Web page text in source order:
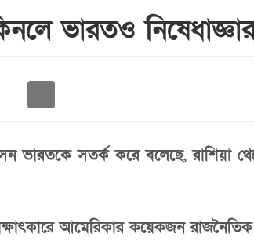
ভারতও
ভারতকে সতর্ক করে বলেছে, রাশিয়া
আমেরিকার কয়েকজন